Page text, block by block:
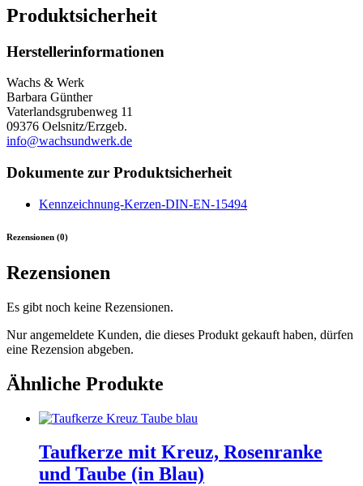
Produktsicherheit
Herstellerinformationen
Wachs & Werk
Barbara Günther
Vaterlandsgrubenweg 11
09376 Oelsnitz/Erzgeb.
info@wachsundwerk.de
Dokumente zur Produktsicherheit
Kennzeichnung-Kerzen-DIN-EN-15494
Rezensionen (0)
Rezensionen
Es gibt noch keine Rezensionen.
Nur angemeldete Kunden, die dieses Produkt gekauft haben, dürfen
eine Rezension abgeben.
Ähnliche Produkte
Taufkerze mit Kreuz, Rosenranke
und Taube (in Blau)